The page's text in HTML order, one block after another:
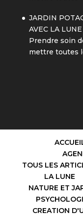
JARDIN
AVEC LA LUNE
Prendre soin
mettre toutes
TOUS LES
LA LUNE
NATURE ET
CREATION